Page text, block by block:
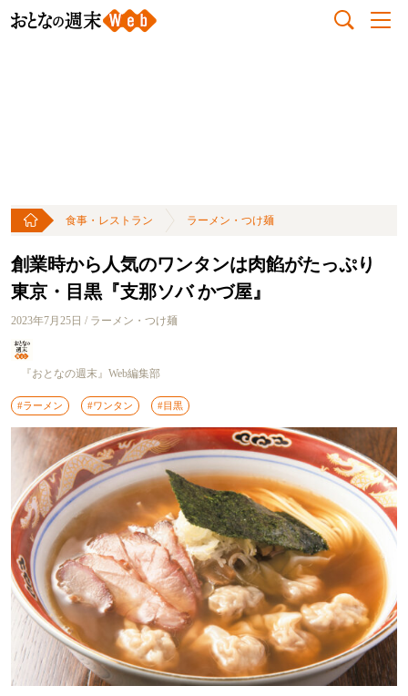
食事・レストラン ラーメン・つけ麺
創業時から人気のワンタンは肉餡がたっぷり
東京・目黒『支那ソバ かづ屋』
2023年7月25日 / ラーメン・つけ麺
『おとなの週末』Web編集部
#ラーメン #ワンタン #目黒